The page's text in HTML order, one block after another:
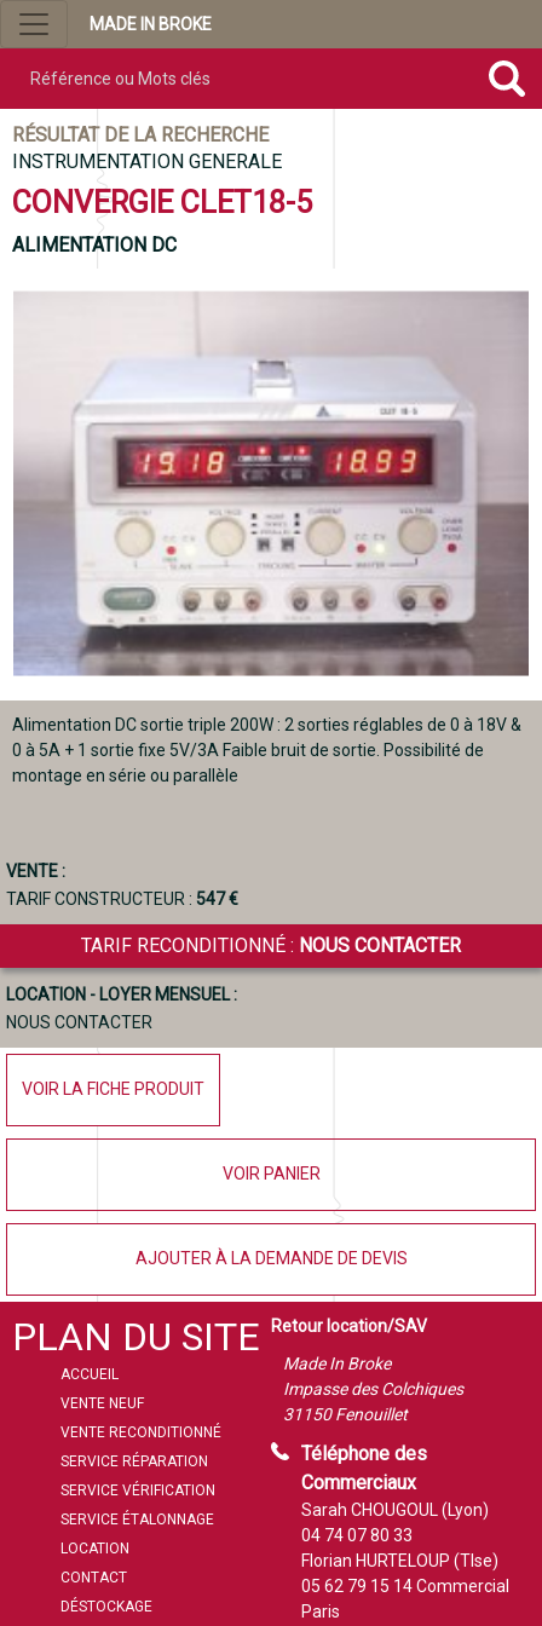
MADE IN BROKE
RÉSULTAT DE LA RECHERCHE
INSTRUMENTATION GENERALE
CONVERGIE CLET18-5
ALIMENTATION DC
Alimentation DC sortie triple 200W : 2 sorties réglables de 0 à 18V &
0 à 5A + 1 sortie fixe 5V/3A Faible bruit de sortie. Possibilité de
montage en série ou parallèle
VENTE :
TARIF CONSTRUCTEUR : 547 €
TARIF RECONDITIONNÉ : NOUS CONTACTER
LOCATION - LOYER MENSUEL :
NOUS CONTACTER
VOIR LA FICHE PRODUIT
VOIR PANIER
AJOUTER À LA DEMANDE DE DEVIS
PLAN DU SITE
ACCUEIL
VENTE NEUF
VENTE RECONDITIONNÉ
SERVICE RÉPARATION
SERVICE VÉRIFICATION
SERVICE ÉTALONNAGE
LOCATION
CONTACT
DÉSTOCKAGE
Retour location/SAV
Made In Broke
Impasse des Colchiques
31150 Fenouillet
Téléphone des
Commerciaux
Sarah CHOUGOUL (Lyon)
04 74 07 80 33
Florian HURTELOUP (Tlse)
05 62 79 15 14Commercial
Paris